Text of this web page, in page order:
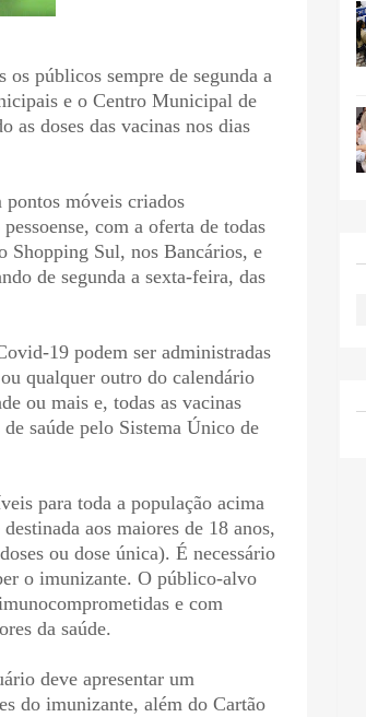
públicos sempre de segunda a
e o Centro Municipal de
as doses das vacinas nos dias
pontos móveis criados
com a oferta de todas
Shopping Sul, nos Bancários, e
de segunda a sexta-feira, das
19 podem ser administradas
qualquer outro do calendário
ou mais e, todas as vacinas
saúde pelo Sistema Único de
para toda a população acima
aos maiores de 18 anos,
ou dose única). É necessário
o imunizante. O público-alvo
e com
da saúde.
deve apresentar um
do imunizante, além do Cartão